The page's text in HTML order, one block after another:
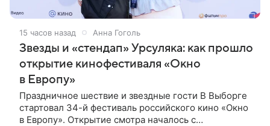
15 часов назад Анна Гоголь
Звезды и «стендап» Урсуляка: как прошло
открытие кинофестиваля «Окно
в Европу»
Праздничное шествие и звездные гости В Выборге
стартовал 34-й фестиваль российского кино «Окно
в Европу». Открытие смотра началось с